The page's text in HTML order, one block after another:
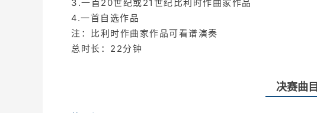
3.一首20世纪或21世纪比利时作曲家作品
4.一首自选作品
注：比利时作曲家作品可看谱演奏
总时长：22分钟
决赛曲目